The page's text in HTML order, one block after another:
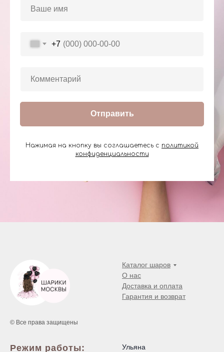
+7
Отправить
Нажимая на кнопку вы соглашаетесь с политикой
конфиденциальности
© Все права защищены
Каталог шаров
О нас
Доставка и оплата
Гарантия и возврат
Режим работы: Ульяна